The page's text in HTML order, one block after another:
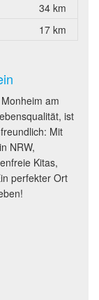
34 km
17 km
am
ist
Mit
NRW,
Kitas,
perfekter Ort